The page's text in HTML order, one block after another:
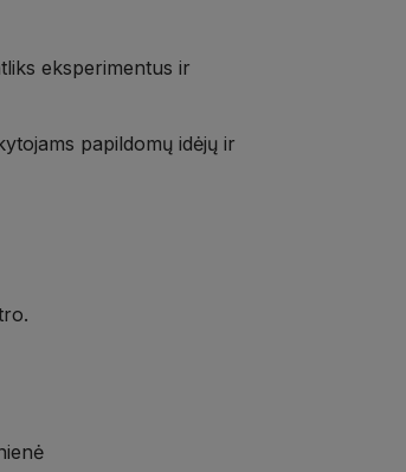
eksperimentus ir
papildomų idėjų ir